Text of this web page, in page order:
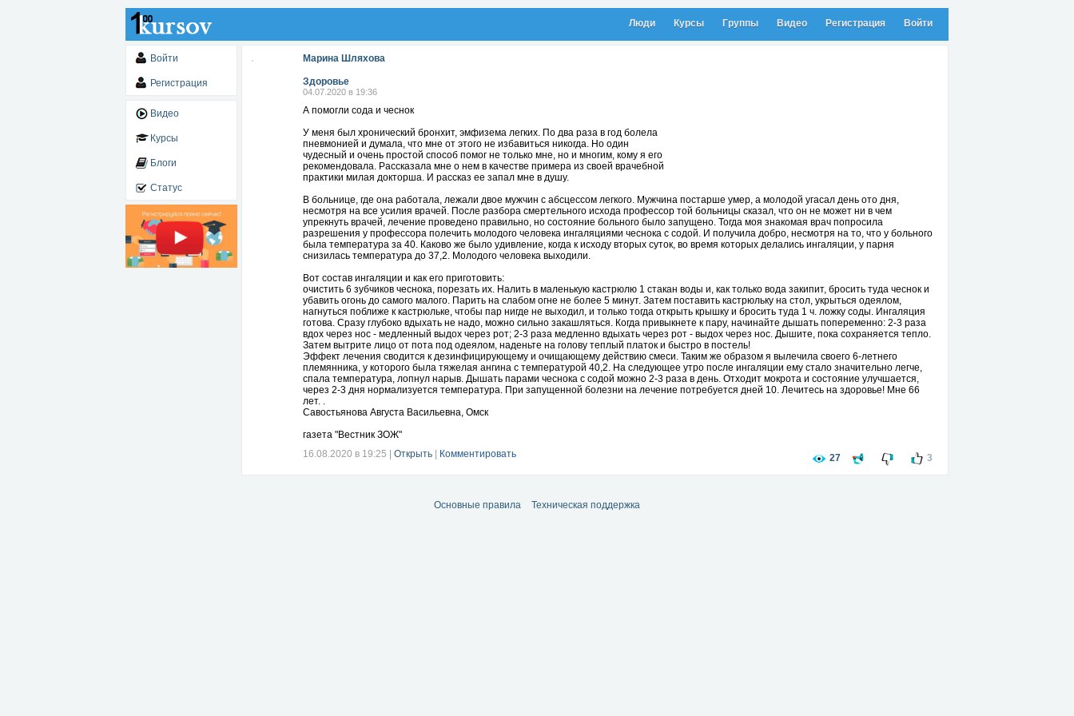
Люди Курсы Группы Видео Регистрация Войти
Войти
Регистрация
Видео
Курсы
Блоги
Статус
Марина Шляхова
Здоровье
04.07.2020 в 19:36
А помогли сода и чеснок
У меня был хронический бронхит, эмфизема легких. По два раза в год болела
пневмонией и думала, что мне от этого не избавиться никогда. Но один
чудесный и очень простой способ помог не только мне, но и многим, кому я его
рекомендовала. Рассказала мне о нем в качестве примера из своей врачебной
практики милая докторша. И рассказ ее запал мне в душу.
В больнице, где она работала, лежали двое мужчин с абсцессом легкого. Мужчина постарше умер, а молодой угасал день ото дня,
несмотря на все усилия врачей. После разбора смертельного исхода профессор той больницы сказал, что он не может ни в чем
упрекнуть врачей, лечение проведено правильно, но состояние больного было запущено. Тогда моя знакомая врач попросила
разрешения у профессора полечить молодого человека ингаляциями чеснока с содой. И получила добро, несмотря на то, что у больного
была температура за 40. Каково же было удивление, когда к исходу вторых суток, во время которых делались ингаляции, у парня
снизилась температура до 37,2. Молодого человека выходили.
Вот состав ингаляции и как его приготовить:
очистить 6 зубчиков чеснока, порезать их. Налить в маленькую кастрюлю 1 стакан воды и, как только вода закипит, бросить туда чеснок и
убавить огонь до самого малого. Парить на слабом огне не более 5 минут. Затем поставить кастрюльку на стол, укрыться одеялом,
нагнуться поближе к кастрюльке, чтобы пар нигде не выходил, и только тогда открыть крышку и бросить туда 1 ч. ложку соды. Ингаляция
готова. Сразу глубоко вдыхать не надо, можно сильно закашляться. Когда привыкнете к пару, начинайте дышать попеременно: 2-3 раза
вдох через нос - медленный выдох через рот; 2-3 раза медленно вдыхать через рот - выдох через нос. Дышите, пока сохраняется тепло.
Затем вытрите лицо от пота под одеялом, наденьте на голову теплый платок и быстро в постель!
Эффект лечения сводится к дезинфицирующему и очищающему действию смеси. Таким же образом я вылечила своего 6-летнего
племянника, у которого была тяжелая ангина с температурой 40,2. На следующее утро после ингаляции ему стало значительно легче,
спала температура, лопнул нарыв. Дышать парами чеснока с содой можно 2-3 раза в день. Отходит мокрота и состояние улучшается,
через 2-3 дня нормализуется температура. При запущенной болезни на лечение потребуется дней 10. Лечитесь на здоровье! Мне 66
лет. .
Савостьянова Августа Васильевна, Омск
газета "Вестник ЗОЖ"
16.08.2020 в 19:25
Открыть Комментировать 27 3
Основные правила Техническая поддержка